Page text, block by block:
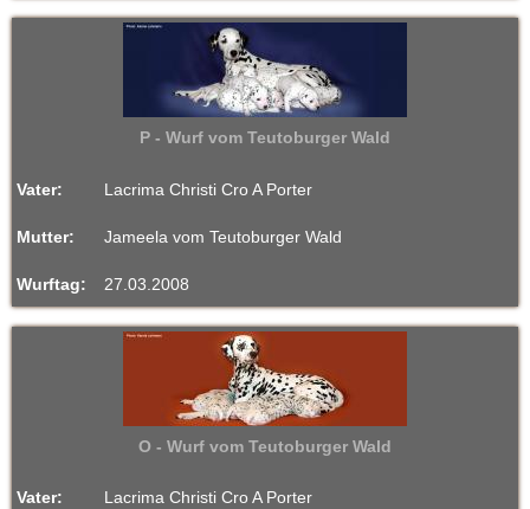
P - Wurf vom Teutoburger Wald
Vater: Lacrima Christi Cro A Porter
Mutter: Jameela vom Teutoburger Wald
Wurftag: 27.03.2008
O - Wurf vom Teutoburger Wald
Vater: Lacrima Christi Cro A Porter